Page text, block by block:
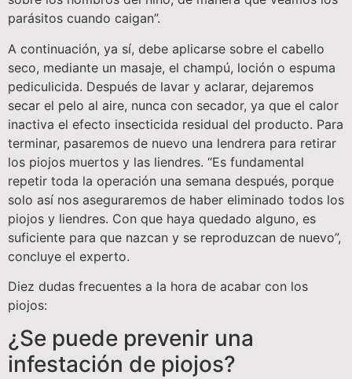
parásitos cuando caigan”.
A continuación, ya sí, debe aplicarse sobre el cabello
seco, mediante un masaje, el champú, loción o espuma
pediculicida. Después de lavar y aclarar, dejaremos
secar el pelo al aire, nunca con secador, ya que el calor
inactiva el efecto insecticida residual del producto. Para
terminar, pasaremos de nuevo una lendrera para retirar
los piojos muertos y las liendres. “Es fundamental
repetir toda la operación una semana después, porque
solo así nos aseguraremos de haber eliminado todos los
piojos y liendres. Con que haya quedado alguno, es
suficiente para que nazcan y se reproduzcan de nuevo”,
concluye el experto.
Diez dudas frecuentes a la hora de acabar con los
piojos:
¿Se puede prevenir una
infestación de piojos?